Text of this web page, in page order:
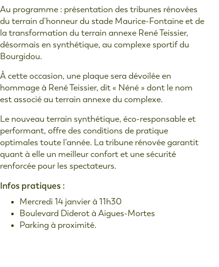
Au programme : présentation des tribunes rénovées
du terrain d’honneur du stade Maurice-Fontaine et de
la transformation du terrain annexe René Teissier,
désormais en synthétique, au complexe sportif du
Bourgidou.
À cette occasion, une plaque sera dévoilée en
hommage à René Teissier, dit « Néné » dont le nom
est associé au terrain annexe du complexe.
Le nouveau terrain synthétique, éco-responsable et
performant, offre des conditions de pratique
optimales toute l’année. La tribune rénovée garantit
quant à elle un meilleur confort et une sécurité
renforcée pour les spectateurs.
Infos pratiques :
Mercredi 14 janvier à 11h30
Boulevard Diderot à Aigues-Mortes
Parking à proximité.